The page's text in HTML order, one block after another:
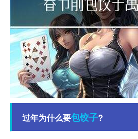
过年为什么要包饺子?